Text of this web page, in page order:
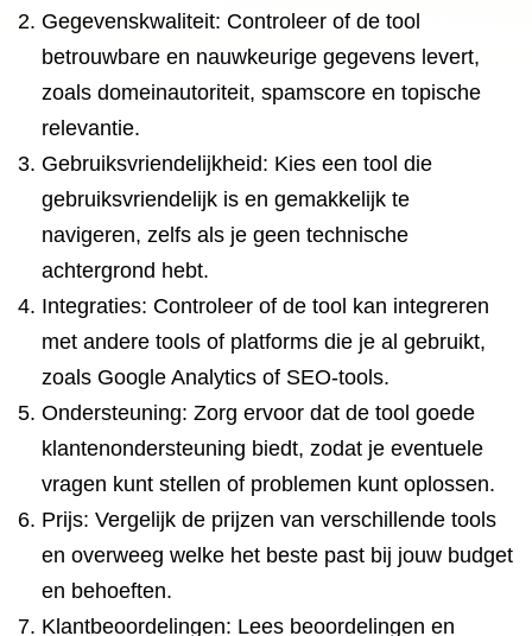
Gegevenskwaliteit: Controleer of de tool
betrouwbare en nauwkeurige gegevens levert,
zoals domeinautoriteit, spamscore en topische
relevantie.
Gebruiksvriendelijkheid: Kies een tool die
gebruiksvriendelijk is en gemakkelijk te
navigeren, zelfs als je geen technische
achtergrond hebt.
Integraties: Controleer of de tool kan integreren
met andere tools of platforms die je al gebruikt,
zoals Google Analytics of SEO-tools.
Ondersteuning: Zorg ervoor dat de tool goede
klantenondersteuning biedt, zodat je eventuele
vragen kunt stellen of problemen kunt oplossen.
Prijs: Vergelijk de prijzen van verschillende tools
en overweeg welke het beste past bij jouw budget
en behoeften.
Klantbeoordelingen: Lees beoordelingen en